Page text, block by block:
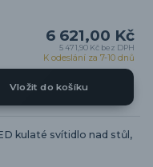
6 621,00 Kč
5 471,90 Kč bez DPH
K odeslání za 7-10 dnů
Vložit do košíku
kulaté svítidlo nad stůl,